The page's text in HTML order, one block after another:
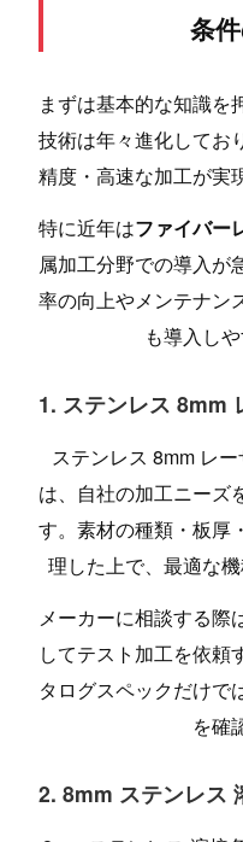
条
まずは基本的な知識を
技術は年々進化してお
精度・高速な加工が実
特に近年はファイバー
属加工分野での導入が
率の向上やメンテナン
も導入し
1. ステンレス 8mm
ステンレス 8mm レ
は、自社の加工ニーズ
す。素材の種類・板厚
理した上で、最適な
メーカーに相談する際
してテスト加工を依頼
タログスペックだけで
を確
2. 8mm ステンレス